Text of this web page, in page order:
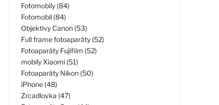
Fotomobily (84)
Fotomobil (84)
Objektivy Canon (53)
Full frame fotoaparáty (52)
Fotoaparáty Fujifilm (52)
mobily Xiaomi (51)
Fotoaparáty Nikon (50)
iPhone (48)
Zrcadlovka (47)